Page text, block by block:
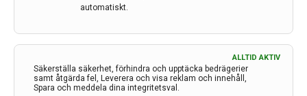
automatiskt.
Säkerställa säkerhet, förhindra och upptäcka bedrägerier
samt åtgärda fel, Leverera och visa reklam och innehåll,
Spara och meddela dina integritetsval.
ALLTID AKTIV
Kontakt
Neurologi i Sverige
Hagaplan 4
113 68 Stockholm